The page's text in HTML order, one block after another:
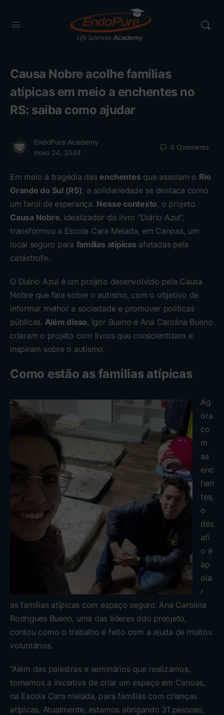
Causa Nobre acolhe famílias
atípicas em meio a enchentes no
RS: saiba como ajudar
EndoPure Academy
maio 24, 2024
0 Comments
Em meio à tragédia das enchentes que assolam o Rio
Grande do Sul (RS), a solidariedade se destaca como
um farol de esperança. Nesse contexto, o projeto
Causa Nobre, idealizador do livro “Diário Azul”,
transformou a Escola Cara Melada, em Canoas, um
local seguro para famílias atípicas afetadas pela
catástrofe.
O Diário Azul é um projeto desenvolvido pela Causa
Nobre que fala sobre o autismo, com o objetivo de
informar melhor a sociedade e promover políticas
públicas. Além disso, Igor Bueno e Ana Carolina Bueno
criaram o projeto com livros que conscientizam e
inspiram sobre o autismo.
Como estão as familias atípicas
Ag
ora
co
m
as
enc
hen
tes,
o
des
afi
o é
ap
oia
r
as famílias atípicas com espaço seguro. Ana Carolina
Rodrigues Bueno, uma das líderes ddo preojeto,
contou como o trabalho é feito com a ajuda de muitos
voluntários.
“Além das palestras e seminários que realizamos,
tomamos a iniciativa de criar um espaço em Canoas,
na Escola Cara melada, para famílias com crianças
atípicas. Atualmente, estamos abrigando 31 pessoas,